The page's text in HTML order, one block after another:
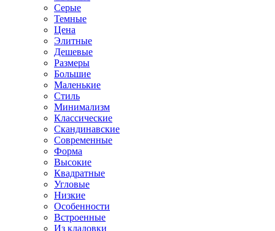
Серые
Темные
Цена
Элитные
Дешевые
Размеры
Большие
Маленькие
Стиль
Минимализм
Классические
Скандинавские
Современные
Форма
Высокие
Квадратные
Угловые
Низкие
Особенности
Встроенные
Из кладовки